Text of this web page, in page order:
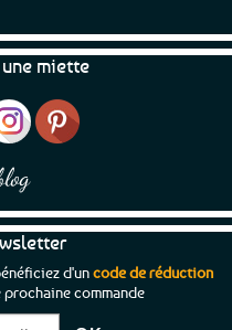
miette
d'uncode de réduction
commande